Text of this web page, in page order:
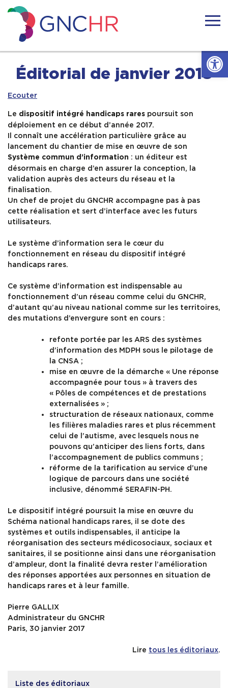
Ouvrir
to
content
GNCHR
Accueil
Actualités
Nous connaitre
Handicaps rares
Notre réseau
Nos actions
Formation
Éditorial de janvier 2018
Ecouter
Le dispositif intégré handicaps rares poursuit son
déploiement en ce début d’année 2017.
Il connaît une accélération particulière grâce au
lancement du chantier de mise en œuvre de son
Système commun d’information : un éditeur est
désormais en charge d’en assurer la conception, la
validation auprès des acteurs du réseau et la
finalisation.
Un chef de projet du GNCHR accompagne pas à pas
cette réalisation et sert d’interface avec les futurs
utilisateurs.
Le système d’information sera le cœur du
fonctionnement en réseau du dispositif intégré
handicaps rares.
Ce système d’information est indispensable au
fonctionnement d’un réseau comme celui du GNCHR,
d’autant qu’au niveau national comme sur les territoires,
des mutations d’envergure sont en cours :
refonte portée par les ARS des systèmes
d’information des MDPH sous le pilotage de
la CNSA ;
mise en œuvre de la démarche « Une réponse
accompagnée pour tous » à travers des
« Pôles de compétences et de prestations
externalisées » ;
structuration de réseaux nationaux, comme
les filières maladies rares et plus récemment
celui de l’autisme, avec lesquels nous ne
pouvons qu’anticiper des liens forts, dans
l’accompagnement de publics communs ;
réforme de la tarification au service d’une
logique de parcours dans une société
inclusive, dénommé SERAFIN-PH.
Le dispositif intégré poursuit la mise en œuvre du
Schéma national handicaps rares, il se dote des
systèmes et outils indispensables, il anticipe la
réorganisation des secteurs médicosociaux, sociaux et
sanitaires, il se positionne ainsi dans une réorganisation
d’ampleur, dont la finalité devra rester l’amélioration
des réponses apportées aux personnes en situation de
handicaps rares et à leur famille.
Pierre GALLIX
Administrateur du GNCHR
Paris, 30 janvier 2017
Lire tous les éditoriaux.
Liste des éditoriaux